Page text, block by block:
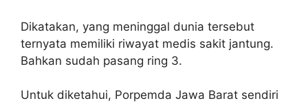
Dikatakan, yang meninggal dunia tersebut
ternyata memiliki riwayat medis sakit jantung.
Bahkan sudah pasang ring 3.
Untuk diketahui, Porpemda Jawa Barat sendiri